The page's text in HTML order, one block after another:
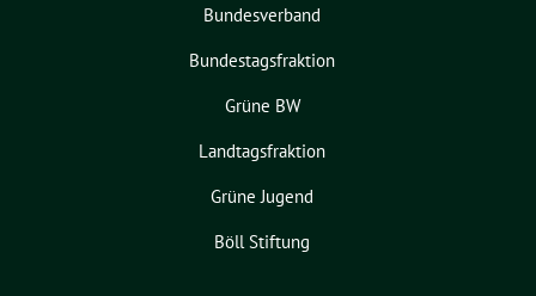
Bundesverband
Bundestagsfraktion
Grüne BW
Landtagsfraktion
Grüne Jugend
Böll Stiftung